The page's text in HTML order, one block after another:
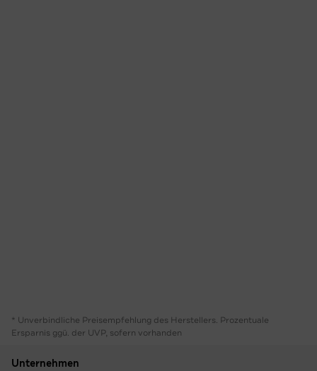
* Unverbindliche Preisempfehlung des Herstellers. Prozentuale
Ersparnis ggü. der UVP, sofern vorhanden
Unternehmen